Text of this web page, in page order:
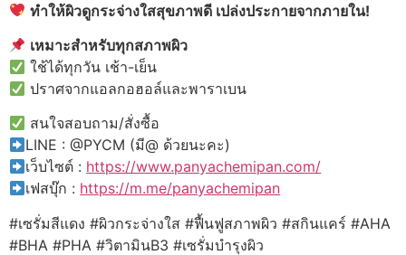
ทำให้ผิวดูกระจ่างใสสุขภาพดี เปล่งประกายจากภายใน!
เหมาะสำหรับทุกสภาพผิว
ใช้ได้ทุกวัน เช้า-เย็น
ปราศจากแอลกอฮอล์และพาราเบน
สนใจสอบถาม/สั่งซื้อ
LINE : @PYCM (มี@ ด้วยนะคะ)
เว็บไซต์ : https://www.panyachemipan.com/
เฟสบุ๊ก : https://m.me/panyachemipan
#เซรั่มสีแดง #ผิวกระจ่างใส #ฟื้นฟูสภาพผิว #สกินแคร์ #AHA
#BHA #PHA #วิตามินB3 #เซรั่มบำรุงผิว